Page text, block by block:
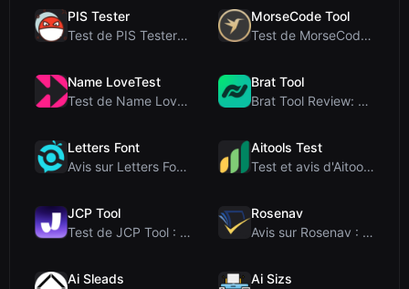
PIS Tester
Test de PIS Tester : Le quiz d’amitié sans IA qui ...
MorseCode Tool
Test de MorseCode Tool : Convertisseur en ligne gr...
Name LoveTest
Test de Name LoveTest : un calculateur d'amour axé...
Brat Tool
Brat Tool Review: Free Charli XCX Style Brat Text ...
Letters Font
Avis sur Letters Font : Générateur gratuit de poli...
Aitools Test
Test et avis d'Aitools Test : un détecteur d'IA gr...
JCP Tool
Test de JCP Tool : Convertisseur de données côté c...
Rosenav
Avis sur Rosenav : Outil gratuit en ligne de vérif...
Ai Sleads
Ai Sizs